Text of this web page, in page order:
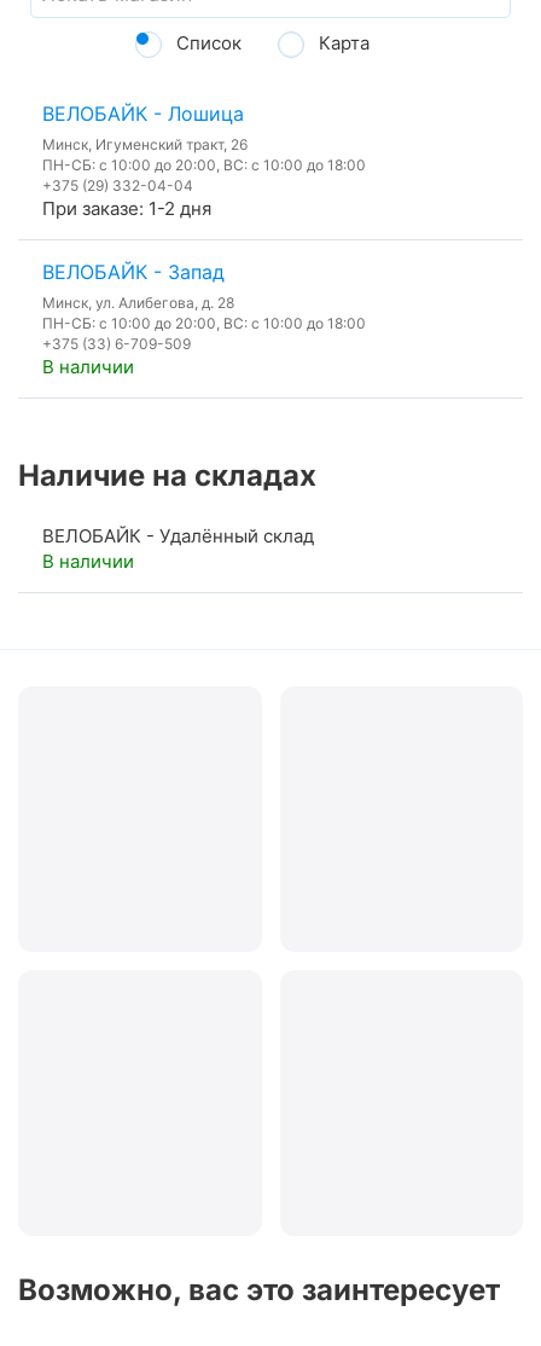
Список Карта
ВЕЛОБАЙК - Лошица
Минск, Игуменский тракт, 26
ПН-СБ: с 10:00 до 20:00, ВС: с 10:00 до 18:00
+375 (29) 332-04-04
При заказе: 1-2 дня
ВЕЛОБАЙК - Запад
Минск, ул. Алибегова, д. 28
ПН-СБ: с 10:00 до 20:00, ВС: с 10:00 до 18:00
+375 (33) 6-709-509
В наличии
Наличие на складах
ВЕЛОБАЙК - Удалённый склад
В наличии
Возможно, вас это заинтересует